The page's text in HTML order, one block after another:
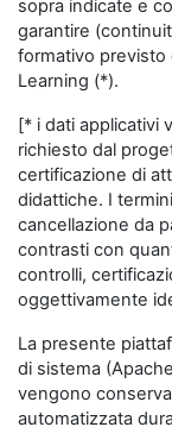
sopra indicate e
garantire
formativo previsto
Learning (*).
[* i dati applicativi
richiesto dal
certificazione di
didattiche. I
cancellazione da
contrasti con
controlli,
oggettivamente
La presente
di sistema
vengono
automatizzata